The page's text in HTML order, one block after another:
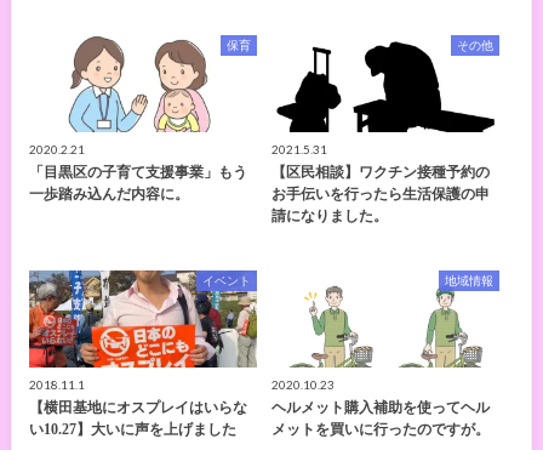
保育
2020.2.21
「目黒区の子育て支援事業」もう
一歩踏み込んだ内容に。
その他
2021.5.31
【区民相談】ワクチン接種予約の
お手伝いを行ったら生活保護の申
請になりました。
イベント
2018.11.1
【横田基地にオスプレイはいらな
い10.27】大いに声を上げました
地域情報
2020.10.23
ヘルメット購入補助を使ってヘル
メットを買いに行ったのですが。